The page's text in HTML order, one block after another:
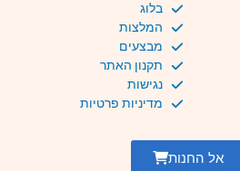
בלוג
המלצות
מבצעים
תקנון האתר
נגישות
מדיניות פרטיות
אל החנות